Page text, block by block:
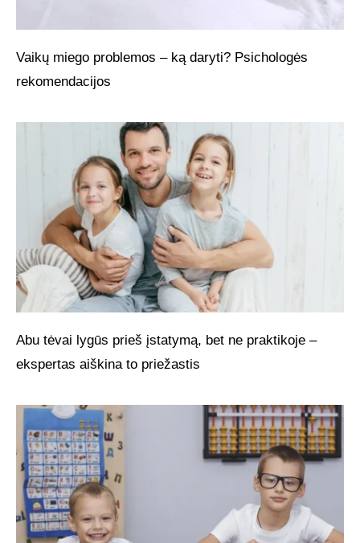
Vaikų miego problemos – ką daryti? Psichologės
rekomendacijos
Abu tėvai lygūs prieš įstatymą, bet ne praktikoje –
ekspertas aiškina to priežastis